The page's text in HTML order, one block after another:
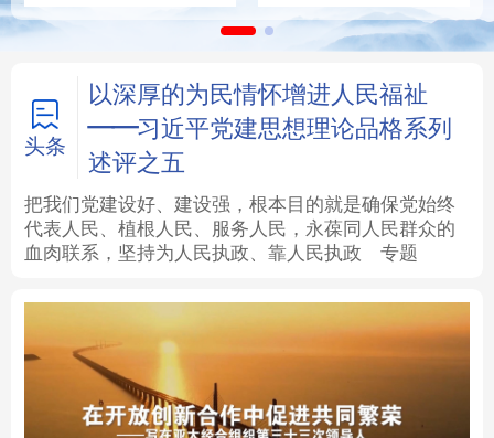
信息化 数字经济
学术中国 乡村振兴 银龄 溯源中国
城市 旅游 能源 会展
彩票 娱乐 时尚 悦读
公益 一带一路 亚太网 上市公司
地方频道
头条
以深厚的为民情怀增进人民福祉
——习近平党建思想理论品格系列
述评之五
把我们党建设好、建设强，根本目的就是确保党始终
代表人民、植根人民、服务人民，永葆同人民群众的
血肉联系，坚持为人民执政、靠人民执政
专题